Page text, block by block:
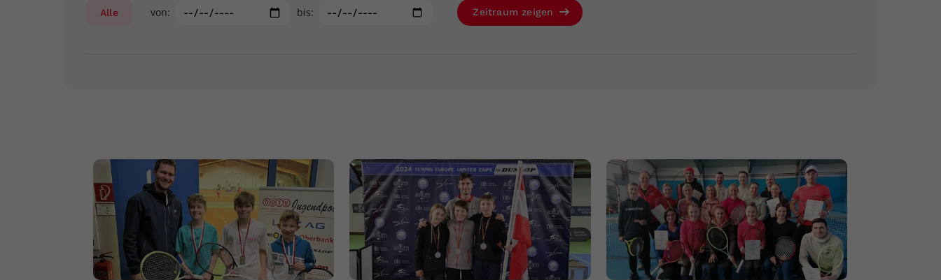
Alle von: bis: Zeitraum zeigen
Ihrer vorgenommen Einstellungen, falls der